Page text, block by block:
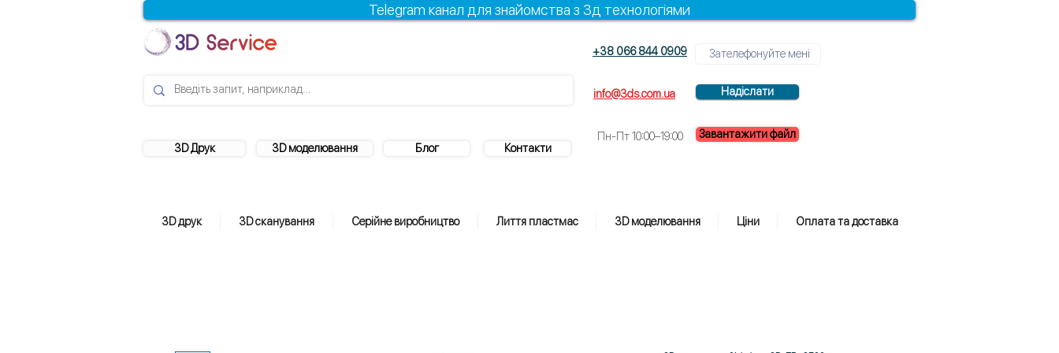
Telegram канал для знайомства з 3д технологіями
3D Друк 3D моделювання Блог Контакти
+38 066 844 0909
info@3ds.com.ua Надіслати
Пн-Пт 10:00–19:00 Завантажити файл
3D друк 3D сканування Серійне виробництво Лиття пластмас 3D моделювання Ціни Оплата та доставка